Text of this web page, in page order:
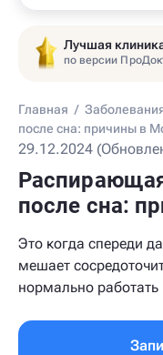
Лучшая
по версии
Главная /
после сна: причины в
29.12.2024
после сна:
Это когда спереди
мешает
нормально